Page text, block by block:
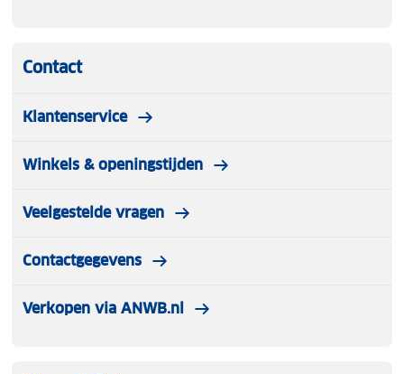
Contact
Klantenservice
Winkels & openingstijden
Veelgestelde vragen
Contactgegevens
Verkopen via ANWB.nl